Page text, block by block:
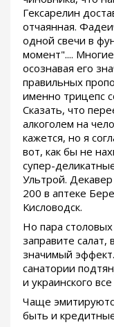
Гексарелин
отчаянная.
одной свечи в
момент"....
осознавая его
правильных
именно трицепс
Сказать, что
алкоголем на
кажется, но я
вот, как бы не
супер-
Ультрой.
200 в аптеке
Кисловодск.
Но пара
заправите
значимый
санатории
и украинского
Чаще
быть и